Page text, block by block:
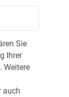
Sie
Ihrer
Weitere
auch